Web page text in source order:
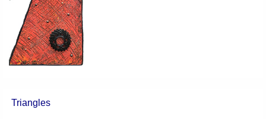
Triangles